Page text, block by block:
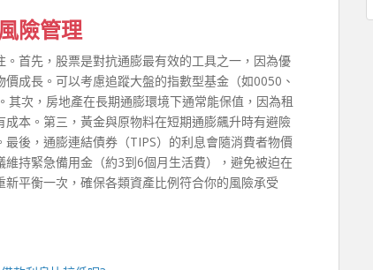
險管理
首先，股票是對抗通膨最有效的工具之一，因為優
成長。可以考慮追蹤大盤的指數型基金（如0050、
次，房地產在長期通膨環境下通常能保值，因為租
本。第三，黃金與原物料在短期通膨飆升時有避險
後，通膨連結債券（TIPS）的利息會隨消費者物價
持緊急備用金（約3到6個月生活費），避免被迫在
平衡一次，確保各類資產比例符合你的風險承受